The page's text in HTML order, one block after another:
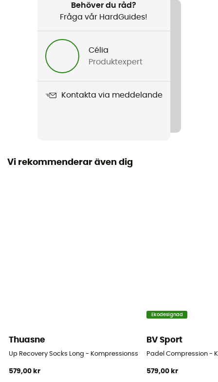
Trailrunning / Löpning / Vandring / Cykel
Produktnamn
Egenskaper
Behöver du råd?
Fråga vår HardGuides!
Célia
Produktexpert
Kontakta via meddelande
Vi rekommenderar även dig
Thuasne
Up Recovery Socks Long - Kompressionsstrumpor
579,00 kr
Ekodesignad
BV Sport
Padel Compression -
579,00 kr